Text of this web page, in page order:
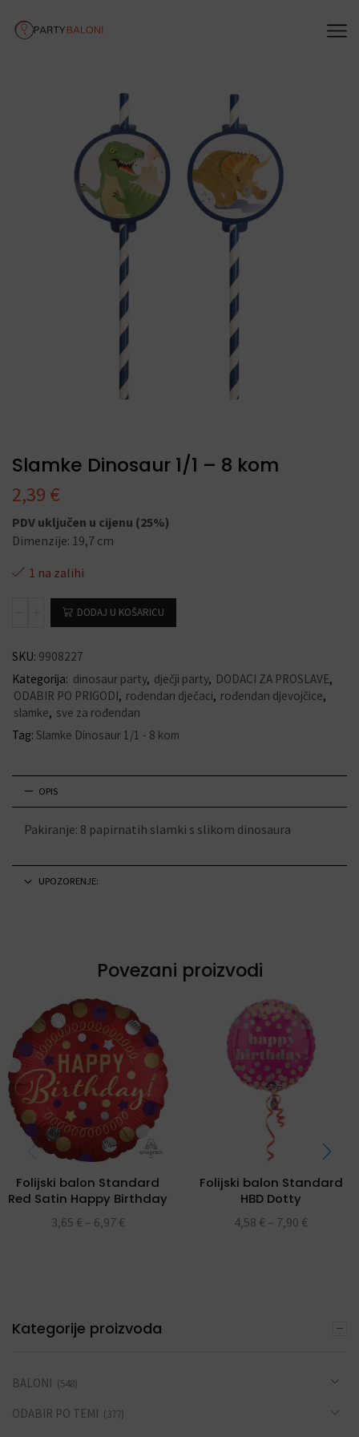
Slamke Dinosaur 1/1 – 8 kom
2,39 €
PDV uključen u cijenu (25%)
Dimenzije: 19,7 cm
1 na zalihi
DODAJ U KOŠARICU
SKU: 9908227
Kategorija: dinosaur party, dječji party, DODACI ZA PROSLAVE,
ODABIR PO PRIGODI, rođendan dječaci, rođendan djevojčice,
slamke, sve za rođendan
Tag: Slamke Dinosaur 1/1 - 8 kom
OPIS
Pakiranje: 8 papirnatih slamki s slikom dinosaura
UPOZORENJE:
Povezani proizvodi
Folijski balon Standard
Red Satin Happy Birthday
3,65 € – 6,97 €
Folijski balon Standard
HBD Dotty
4,58 € – 7,90 €
Kategorije proizvoda
BALONI (548)
ODABIR PO TEMI (377)